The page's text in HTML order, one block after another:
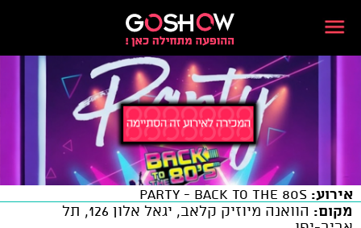
אירוע:
מקום:
הוואנה מיוזיק קלאב, יגאל אלון 126, תל